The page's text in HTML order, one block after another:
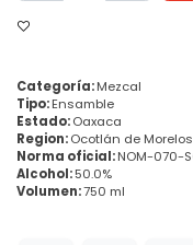
Categoría:Mezcal
Tipo:Ensamble
Estado:Oaxaca
Region:Ocotlán de Morelos
Norma oficial:NOM-070-
Alcohol:50.0%
Volumen:750 ml